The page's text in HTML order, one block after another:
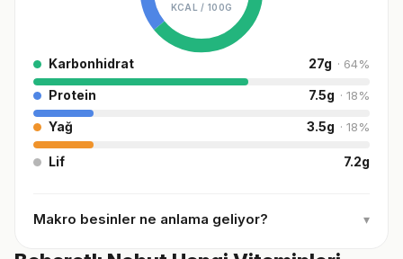
KCAL / 100G
Karbonhidrat 27g · 64%
Protein 7.5g · 18%
Yağ 3.5g · 18%
Lif 7.2g
Makro besinler ne anlama geliyor? ▾